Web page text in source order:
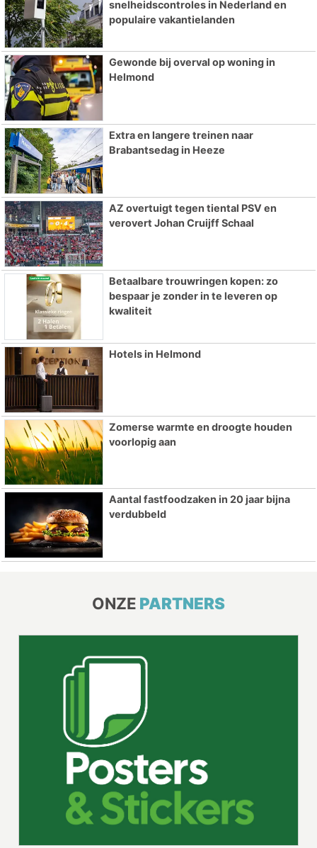
snelheidscontroles in Nederland en
populaire vakantielanden
Gewonde bij overval op woning in
Helmond
Extra en langere treinen naar
Brabantsedag in Heeze
AZ overtuigt tegen tiental PSV en
verovert Johan Cruijff Schaal
Betaalbare trouwringen kopen: zo
bespaar je zonder in te leveren op
kwaliteit
Hotels in Helmond
Zomerse warmte en droogte houden
voorlopig aan
Aantal fastfoodzaken in 20 jaar bijna
verdubbeld
ONZE PARTNERS